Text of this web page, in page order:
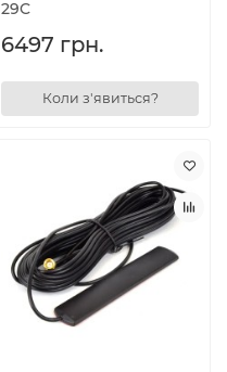
29C
6497 грн.
Коли з'явиться?